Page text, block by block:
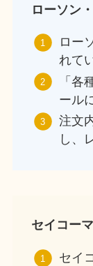
ローソン
ロー
れて
「各
ール
注文
し、
セイコー
セイ